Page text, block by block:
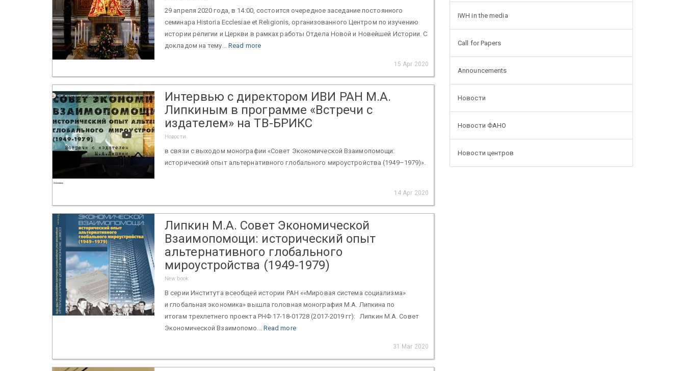
29 апреля 2020 года, в 14:00, состоится очередное заседание постоянного
семинара Historia Ecclesiae et Religionis, организованного Центром по изучению
истории религии и Церкви в рамках работы Отдела Новой и Новейшей Истории. С
докладом на тему... Read more
15 Apr 2020
Интервью с директором ИВИ РАН М.А.
Липкиным в программе «Встречи с
издателем» на ТВ-БРИКС
Новости
в связи с выходом монографии «Совет Экономической Взаимопомощи:
исторический опыт альтернативного глобального мироустройства (1949–1979)».
14 Apr 2020
Липкин М.А. Совет Экономической
Взаимопомощи: исторический опыт
альтернативного глобального
мироустройства (1949-1979)
New book
В серии Института всеобщей истории РАН ««Мировая система социализма»
и глобальная экономика» вышла головная монография М.А. Липкина по
итогам трехлетнего проекта РНФ 17-18-01728 (2017-2019 гг): Липкин М.А. Совет
Экономической Взаимопомо... Read more
31 Mar 2020
IWH in the media
Call for Papers
Announcements
Новости
Новости ФАНО
Новости центров